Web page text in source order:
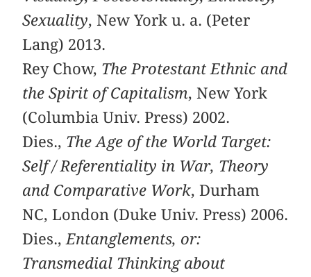
Sexuality, New York u. a. (Peter
Lang) 2013.
Rey Chow, The Protestant Ethnic and
the Spirit of Capitalism, New York
(Columbia Univ. Press) 2002.
Dies., The Age of the World Target:
Self / Referentiality in War, Theory
and Comparative Work, Durham
NC, London (Duke Univ. Press) 2006.
Dies., Entanglements, or:
Transmedial Thinking about